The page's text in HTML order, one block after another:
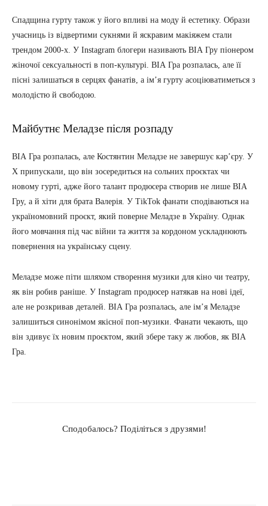
Спадщина гурту також у його впливі на моду й естетику. Образи
учасниць із відвертими сукнями й яскравим макіяжем стали
трендом 2000-х. У Instagram блогери називають ВІА Гру піонером
жіночої сексуальності в поп-культурі. ВІА Гра розпалась, але її
пісні залишаться в серцях фанатів, а ім’я гурту асоціюватиметься з
молодістю й свободою.
Майбутнє Меладзе після розпаду
ВІА Гра розпалась, але Костянтин Меладзе не завершує кар’єру. У
X припускали, що він зосередиться на сольних проєктах чи
новому гурті, адже його талант продюсера створив не лише ВІА
Гру, а й хіти для брата Валерія. У TikTok фанати сподіваються на
україномовний проєкт, який поверне Меладзе в Україну. Однак
його мовчання під час війни та життя за кордоном ускладнюють
повернення на українську сцену.
Меладзе може піти шляхом створення музики для кіно чи театру,
як він робив раніше. У Instagram продюсер натякав на нові ідеї,
але не розкривав деталей. ВІА Гра розпалась, але ім’я Меладзе
залишиться синонімом якісної поп-музики. Фанати чекають, що
він здивує їх новим проєктом, який збере таку ж любов, як ВІА
Гра.
Сподобалось? Поділіться з друзями!